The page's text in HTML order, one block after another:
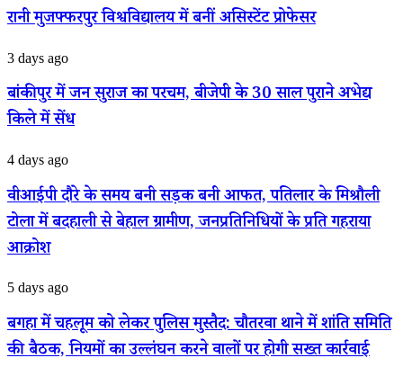
प्रतिभा
ने
रचा
इतिहास,
पतिलार
की
बेटी
मुजफ्फरपुर
विश्वविद्यालय
में
बनीं
असिस्टेंट
प्रोफेसर
रानी मुजफ्फरपुर विश्वविद्यालय में बनीं असिस्टेंट प्रोफेसर
बांकीपुर
जन
सुराज
का
बीजेपी
30
साल
पुराने
अभेद्य
किले
सेंध
3 days ago
बांकीपुर में जन सुराज का परचम, बीजेपी के 30 साल पुराने अभेद्य
किले में सेंध
वीआईपी
के
समय
बनी
सड़क
बनी
पतिलार
मिश्रौली
टोला
में
4 days ago
वीआईपी दौरे के समय बनी सड़क बनी आफत, पतिलार के मिश्रौली
टोला में बदहाली से बेहाल ग्रामीण, जनप्रतिनिधियों के प्रति गहराया
आक्रोश
बगहा
चहलूम
को
लेकर
5 days ago
बगहा में चहलूम को लेकर पुलिस मुस्तैद: चौतरवा थाने में शांति समिति
की बैठक, नियमों का उल्लंघन करने वालों पर होगी सख्त कार्रवाई